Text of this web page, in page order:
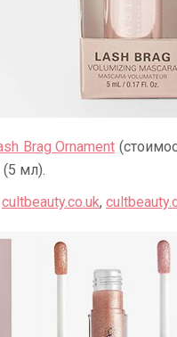
Brag Ornament
мл).
cultbeauty.co.uk,